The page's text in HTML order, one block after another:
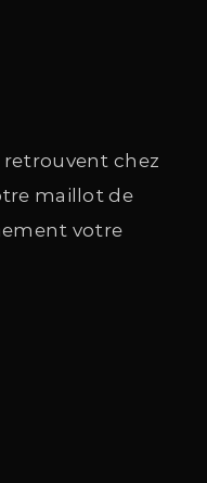
retrouvent chez
maillot de
votre